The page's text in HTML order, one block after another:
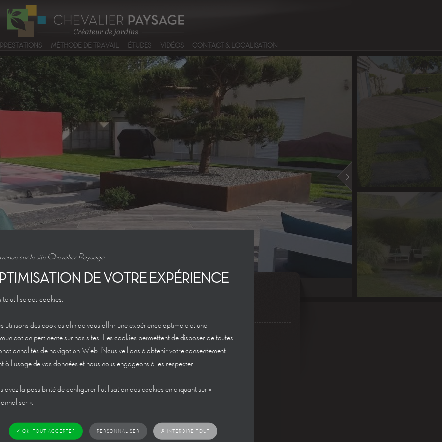
PRESTATIONS MÉTHODE DE TRAVAIL ÉTUDES VIDÉOS CONTACT & LOCALISATION
motoculture
sur le site Chevalier Paysage
DE VOTRE EXPÉRIENCE
utilise des cookies.
utilisons des cookies afin de vous offrir une expérience optimale et une
pertinente sur nos sites. Les cookies permettent de disposer de toutes
de navigation Web. Nous veillons à obtenir votre consentement
à l’usage de vos données et nous nous engageons à les respecter.
avez la possibilité de configurer l’utilisation des cookies en cliquant sur «
».
✓ OK, TOUT ACCEPTER PERSONNALISER ✗ INTERDIRE TOUT